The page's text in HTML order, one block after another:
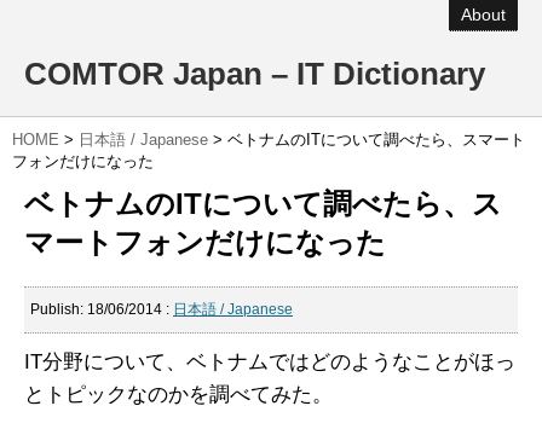
About
COMTOR Japan – IT Dictionary
HOME > 日本語 / Japanese > ベトナムのITについて調べたら、スマート
フォンだけになった
ベトナムのITについて調べたら、ス
マートフォンだけになった
Publish: 18/06/2014 : 日本語 / Japanese
IT分野について、ベトナムではどのようなことがほっ
とトピックなのかを調べてみた。